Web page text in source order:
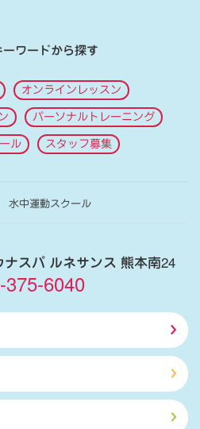
ーワードから探す
オンラインレッスン
パーソナルトレーニング
ル スタッフ募集
水中運動スクール
ナスパ ルネサンス 熊本南24
375-6040